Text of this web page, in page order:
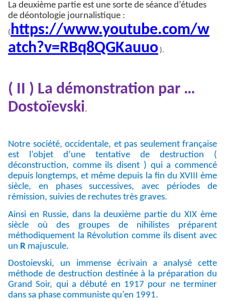
La deuxième partie est une sorte de séance d’études
de déontologie journalistique :
( https://www.youtube.com/w
atch?v=RBq8QGKauuo ).
( II ) La démonstration par …
Dostoïevski.
Notre société, occidentale, et pas seulement française
est l’objet d’une tentative de destruction (
déconstruction, comme ils disent ) qui a commencé
depuis longtemps, et même depuis la fin du XVIII ème
siècle, en phases successives, avec périodes de
rémission, suivies de rechutes très graves.
Ainsi en Russie, dans la deuxième partie du XIX ème
siècle où des groupes de nihilistes préparent
méthodiquement la Révolution comme ils disent avec
un R majuscule.
Dostoievski, un immense écrivain a analysé cette
méthode de destruction destinée à la préparation du
Grand Soir, qui a débuté en 1917 pour ne terminer
dans sa phase communiste qu’en 1991.